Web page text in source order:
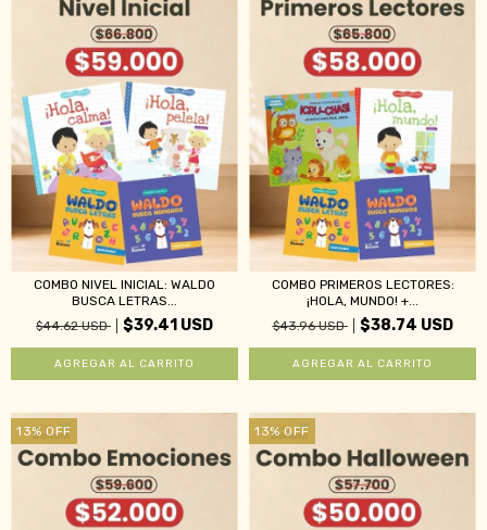
COMBO NIVEL INICIAL: WALDO
BUSCA LETRAS...
$44.62 USD
$39.41 USD
COMBO PRIMEROS LECTORES:
¡HOLA, MUNDO! +...
$43.96 USD
$38.74 USD
13% OFF 13% OFF